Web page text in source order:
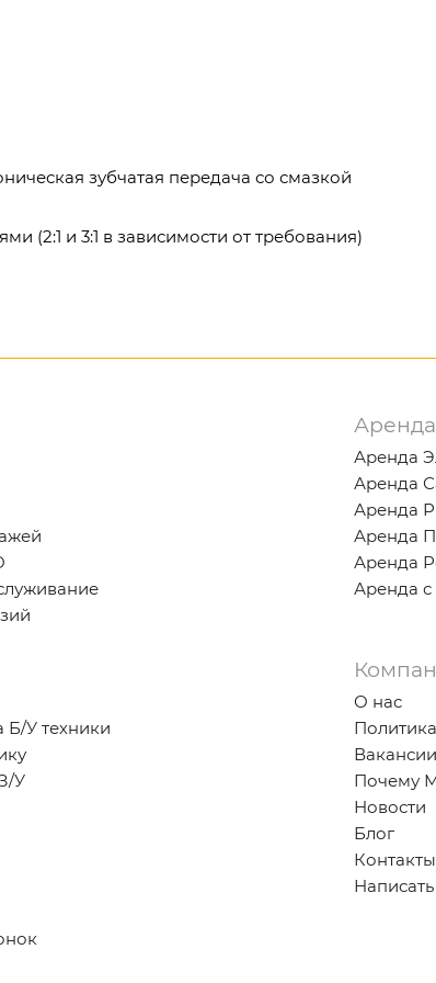
зубчатая передача со смазкой
(2:1 и 3:1 в зависимости от требования)
Аренда
Аренда
Аренда
Аренда
Аренда
Аренда
Аренда
Б/У техники
У
О нас
Вакансии
Почему
Новости
Блог
Контакты